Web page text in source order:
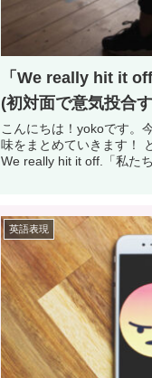
「We really hit it
(初対面で意気投合
こんにちは！yokoです。
味をまとめていきます！
We really hit it off.「私た
英語表現